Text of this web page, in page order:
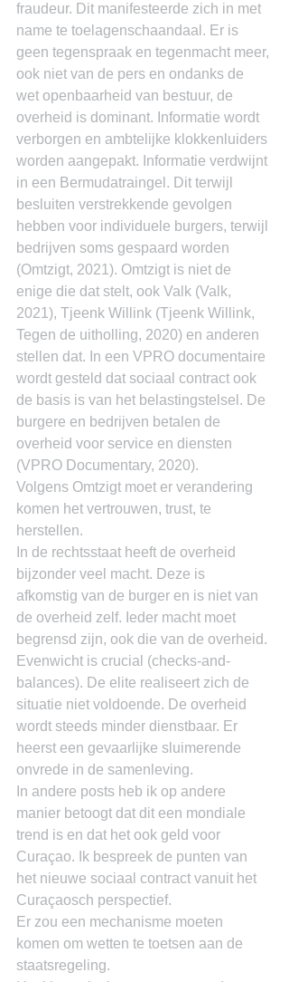
fraudeur. Dit manifesteerde zich in met
name te toelagenschaandaal. Er is
geen tegenspraak en tegenmacht meer,
ook niet van de pers en ondanks de
wet openbaarheid van bestuur, de
overheid is dominant. Informatie wordt
verborgen en ambtelijke klokkenluiders
worden aangepakt. Informatie verdwijnt
in een Bermudatraingel. Dit terwijl
besluiten verstrekkende gevolgen
hebben voor individuele burgers, terwijl
bedrijven soms gespaard worden
(Omtzigt, 2021). Omtzigt is niet de
enige die dat stelt, ook Valk (Valk,
2021), Tjeenk Willink (Tjeenk Willink,
Tegen de uitholling, 2020) en anderen
stellen dat. In een VPRO documentaire
wordt gesteld dat sociaal contract ook
de basis is van het belastingstelsel. De
burgere en bedrijven betalen de
overheid voor service en diensten
(VPRO Documentary, 2020).
Volgens Omtzigt moet er verandering
komen het vertrouwen, trust, te
herstellen.
In de rechtsstaat heeft de overheid
bijzonder veel macht. Deze is
afkomstig van de burger en is niet van
de overheid zelf. Ieder macht moet
begrensd zijn, ook die van de overheid.
Evenwicht is crucial (checks-and-
balances). De elite realiseert zich de
situatie niet voldoende. De overheid
wordt steeds minder dienstbaar. Er
heerst een gevaarlijke sluimerende
onvrede in de samenleving.
In andere posts heb ik op andere
manier betoogt dat dit een mondiale
trend is en dat het ook geld voor
Curaçao. Ik bespreek de punten van
het nieuwe sociaal contract vanuit het
Curaçaosch perspectief.
Er zou een mechanisme moeten
komen om wetten te toetsen aan de
staatsregeling.